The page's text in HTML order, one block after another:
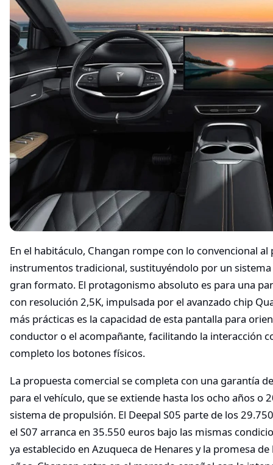
En el habitáculo, Changan rompe con lo convencional
instrumentos tradicional, sustituyéndolo por un
gran formato. El protagonismo absoluto es para una
con resolución 2,5K, impulsada por el avanzado chip
más prácticas es la capacidad de esta pantalla para
conductor o el acompañante, facilitando la interacción
completo los botones físicos.
La propuesta comercial se completa con una garantía
para el vehículo, que se extiende hasta los ocho años o
sistema de propulsión. El Deepal S05 parte de los
el S07 arranca en 35.550 euros bajo las mismas
ya establecido en Azuqueca de Henares y la promesa